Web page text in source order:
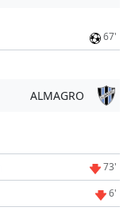
67'
ALMAGRO
73'
6'